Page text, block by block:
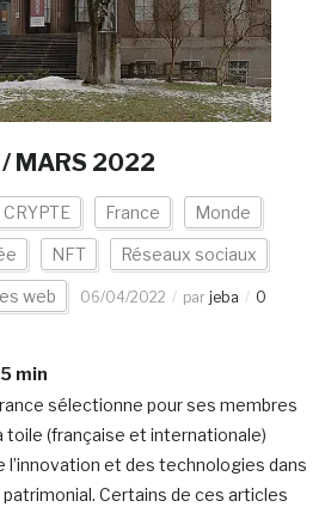
/ MARS 2022
France Monde
NFT Réseaux sociaux
web 06/04/2022 par jeba
0
5 min
sélectionne pour ses membres
toile (française et internationale)
l’innovation et des technologies dans
Certains de ces articles